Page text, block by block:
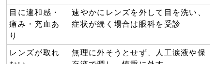
目に違和感・
痛み・充血あ
り
速やかにレンズを外して目を洗い、
症状が続く場合は眼科を受診
レンズが取れ
無理に外そうとせず、人工涙液や保